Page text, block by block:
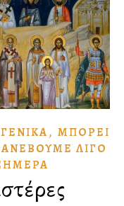
ΓΕΝΙΚΆ, ΜΠΟΡΕΙ͂
ΛΊΓΟ